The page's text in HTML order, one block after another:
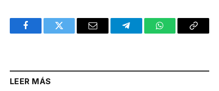
FacebookTwitter Email TelegramWhatsAppCopy
LEER MÁS